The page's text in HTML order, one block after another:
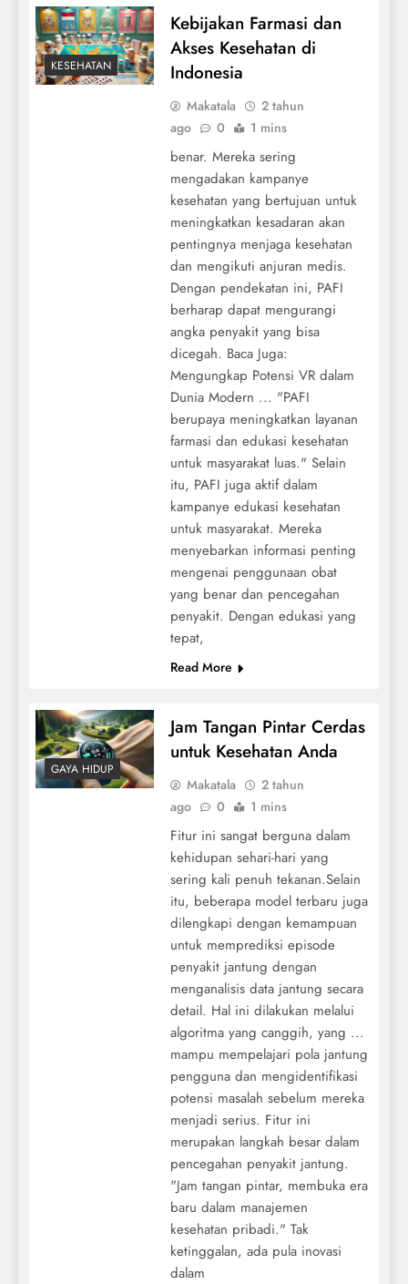
KESEHATAN
Kebijakan Farmasi dan
Akses Kesehatan di
Indonesia
Makatala
2 tahun
ago
0 1 mins
benar. Mereka sering
mengadakan kampanye
kesehatan yang bertujuan untuk
meningkatkan kesadaran akan
pentingnya menjaga kesehatan
dan mengikuti anjuran medis.
Dengan pendekatan ini, PAFI
berharap dapat mengurangi
angka penyakit yang bisa
dicegah. Baca Juga:
Mengungkap Potensi VR dalam
Dunia Modern ... "PAFI
berupaya meningkatkan layanan
farmasi dan edukasi kesehatan
untuk masyarakat luas." Selain
itu, PAFI juga aktif dalam
kampanye edukasi kesehatan
untuk masyarakat. Mereka
menyebarkan informasi penting
mengenai penggunaan obat
yang benar dan pencegahan
penyakit. Dengan edukasi yang
tepat,
Read More
GAYA HIDUP
Jam Tangan Pintar Cerdas
untuk Kesehatan Anda
Makatala
2 tahun
ago
0 1 mins
Fitur ini sangat berguna dalam
kehidupan sehari-hari yang
sering kali penuh tekanan.Selain
itu, beberapa model terbaru juga
dilengkapi dengan kemampuan
untuk memprediksi episode
penyakit jantung dengan
menganalisis data jantung secara
detail. Hal ini dilakukan melalui
algoritma yang canggih, yang ...
mampu mempelajari pola jantung
pengguna dan mengidentifikasi
potensi masalah sebelum mereka
menjadi serius. Fitur ini
merupakan langkah besar dalam
pencegahan penyakit jantung.
"Jam tangan pintar, membuka era
baru dalam manajemen
kesehatan pribadi." Tak
ketinggalan, ada pula inovasi
dalam